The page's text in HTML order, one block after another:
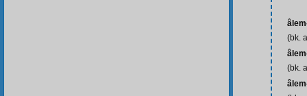
(bk.
(bk.